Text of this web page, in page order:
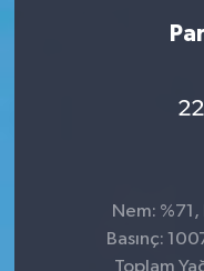
Nem: %71,
Basınç: